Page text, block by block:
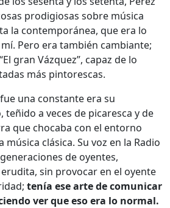
prodigiosas sobre música
la contemporánea, que era lo
Pero era también cambiante;
gran Vázquez”, capaz de lo
más pintorescas.
una constante era su
a veces de picaresca y de
que chocaba con el entorno
clásica. Su voz en la Radio
de oyentes,
sin provocar en el oyente
tenía ese arte de comunicar
ver que eso era lo normal.